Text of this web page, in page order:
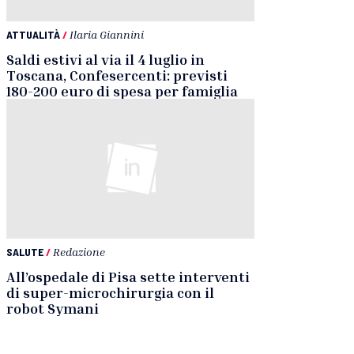
ATTUALITÀ/ Ilaria Giannini
Saldi estivi al via il 4 luglio in
Toscana, Confesercenti: previsti
180-200 euro di spesa per famiglia
SALUTE/ Redazione
All’ospedale di Pisa sette interventi
di super-microchirurgia con il
robot Symani